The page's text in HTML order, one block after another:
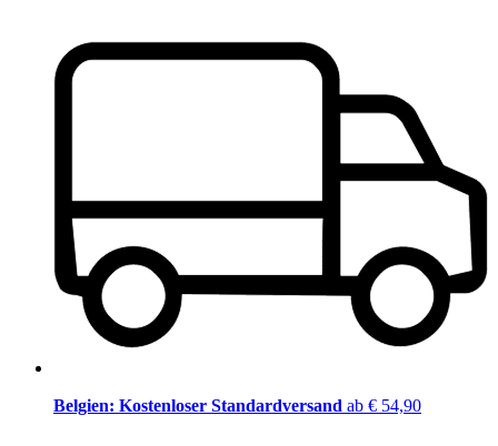
Belgien: Kostenloser Standardversand ab € 54,90